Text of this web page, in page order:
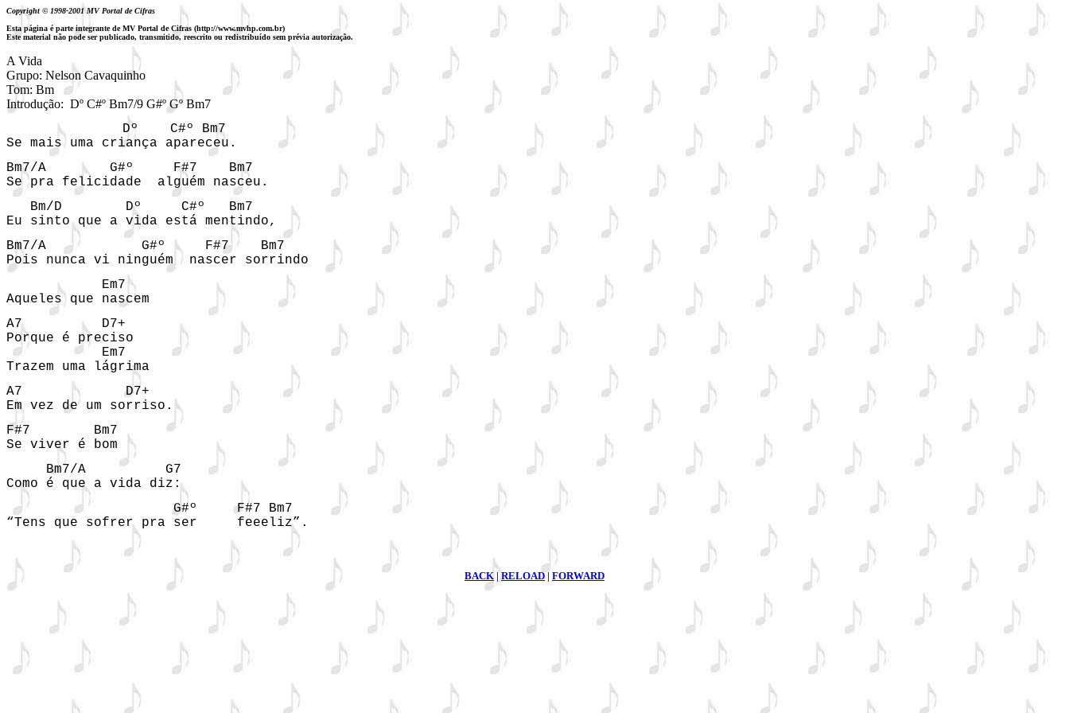
Copyright © 1998-2001 MV Portal de Cifras
Esta página é parte integrante de MV Portal de Cifras (http://www.mvhp.com.br)
Este material não pode ser publicado, transmitido, reescrito ou redistribuído sem prévia autorização.
A Vida
Grupo: Nelson Cavaquinho
Tom: Bm
Introdução: Dº C#º Bm7/9 G#º Gº Bm7
             Dº    C#º Bm7
Se mais uma criança apareceu.
Bm7/A        G#º     F#7    Bm7
Se pra felicidade  alguém nasceu.
   Bm/D        Dº     C#º   Bm7
Eu sinto que a vida está mentindo,
Bm7/A            G#º     F#7    Bm7
Pois nunca vi ninguém  nascer sorrindo
            Em7
Aqueles que nascem
A7          D7+
Porque é preciso
            Em7
Trazem uma lágrima
A7             D7+
Em vez de um sorriso.
F#7        Bm7
Se viver é bom
     Bm7/A          G7
Como é que a vida diz:
                     G#º     F#7 Bm7
BACK | RELOAD| FORWARD